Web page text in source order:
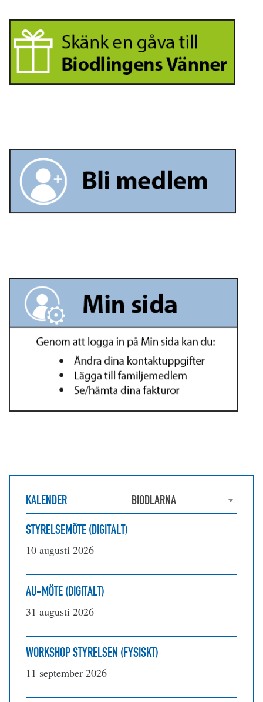
KALENDER
BIODLARNA
STYRELSEMÖTE (DIGITALT)
10 augusti 2026
AU-MÖTE (DIGITALT)
31 augusti 2026
WORKSHOP STYRELSEN (FYSISKT)
11 september 2026